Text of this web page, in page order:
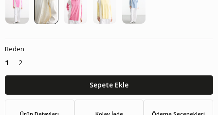
Beden
1 2